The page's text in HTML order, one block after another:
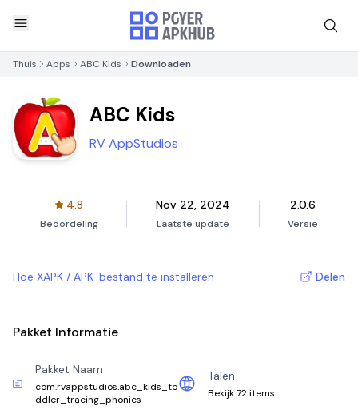
Thuis Apps ABC Kids Downloaden
ABC Kids
RV AppStudios
4.8
Beoordeling
Nov 22, 2024
Laatste update
2.0.6
Versie
Hoe XAPK / APK-bestand te installeren Delen
Pakket Informatie
Pakket Naam
com.rvappstudios.abc_kids_to
ddler_tracing_phonics
Talen
Bekijk 72 items